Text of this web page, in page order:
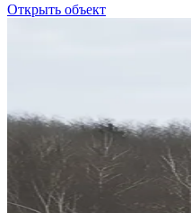
Открыть объект